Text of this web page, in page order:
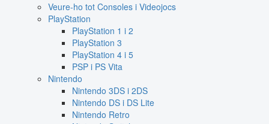
Veure-ho tot Consoles i Videojocs
PlayStation
PlayStation 1 i 2
PlayStation 3
PlayStation 4 i 5
PSP i PS Vita
Nintendo
Nintendo 3DS i 2DS
Nintendo DS i DS Lite
Nintendo Retro